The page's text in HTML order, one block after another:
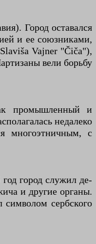
Город оставался
и ее союзниками,
Vajner "Čiča"),
вели борьбу
промышленный и
недалеко
многоэтничным, с
город служил де-
и другие органы.
сербского